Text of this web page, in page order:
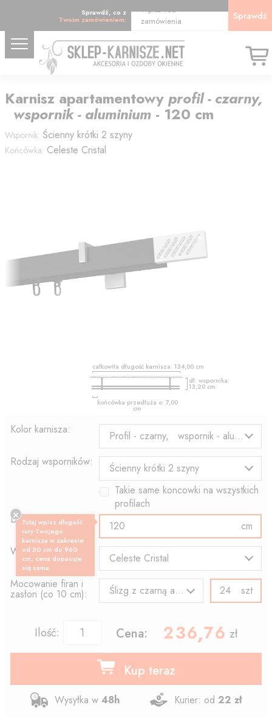
Sprawdź, co z
Twoim zamówieniem:
Wpisz kod
zamówienia
Sprawdź
Karnisz apartamentowy profil - czarny,
wspornik - aluminium - 120 cm
Wspornik: Ścienny krótki 2 szyny
Końcówka: Celeste Cristal
całkowita długość karnisza: 134,00cm
dł. wspornika:
13,20cm
końcówka przedłuża o: 7,00
cm
Kolor karnisza:
Profil - czarny, wspornik - aluminium
Rodzaj wsporników:
Ścienny krótki 2 szyny
Takie same koncowki na wszystkich
profilach
Długość profilu:
cm
Wzór końcówki:
Celeste Cristal
Mocowanie firan i
zasłon (co 10 cm): Ślizg z czarną agrafką szt
Ilość: Cena: , zł
Kup teraz
Wysyłka w 48h Kurier: od 22 zł
Tutaj wpisz długość
rury Twojego
karnisza w zakresie
od 50 cm do 960
cm, cena dopasuje
się sama.